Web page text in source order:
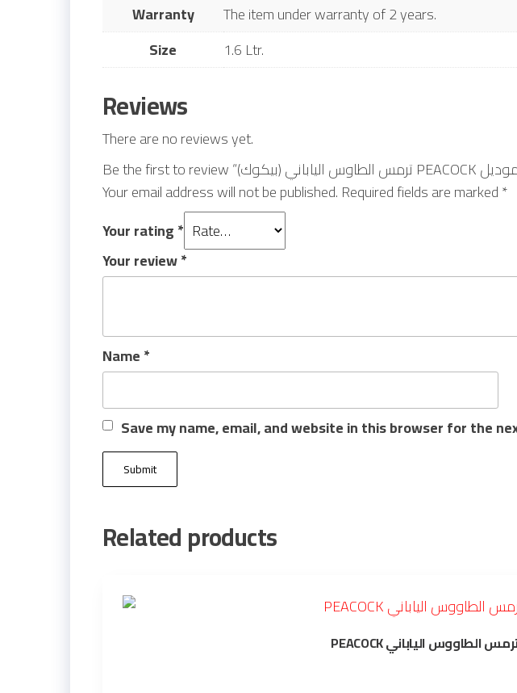
Warranty
The item under warranty of 2 years.
Size
1.6 Ltr.
Reviews
There are no reviews yet.
Your email address will not be published. Required fields are marked*
Your rating*
Your review*
Name*
Save my name, email, and website in this browser for the
Related products